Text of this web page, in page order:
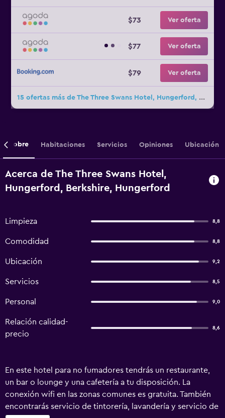
$73 Ver oferta
$77 Ver oferta
$79 Ver oferta
15 ofertas más de The Three Swans Hotel, Hungerford, Berkshire
Sobre Habitaciones Servicios Opiniones Ubicación
Acerca de The Three Swans Hotel,
Hungerford, Berkshire, Hungerford
Limpieza 8,8
Comodidad 8,8
Ubicación 9,2
Servicios 8,5
Personal 9,0
Relación calidad-
precio
8,6
En este hotel para no fumadores tendrás un restaurante,
un bar o lounge y una cafetería a tu disposición. La
conexión wifi en las zonas comunes es gratuita. También
encontrarás servicio de tintorería, lavandería y servicio de